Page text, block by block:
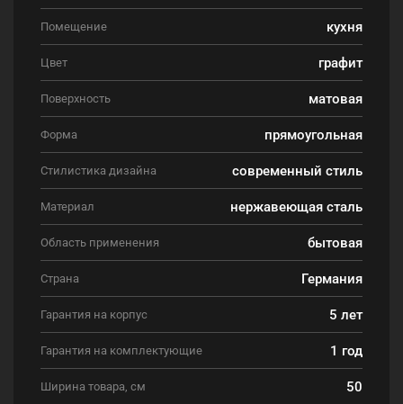
Помещение кухня
Цвет графит
Поверхность матовая
Форма прямоугольная
Стилистика дизайна современный стиль
Материал нержавеющая сталь
Область применения бытовая
Страна Германия
Гарантия на корпус 5 лет
Гарантия на комплектующие 1 год
Ширина товара, см 50